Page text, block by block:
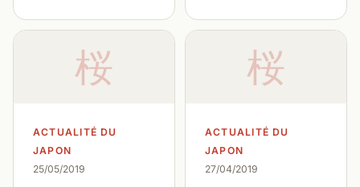
桜
ACTUALITÉ DU
JAPON
25/05/2019
桜
ACTUALITÉ DU
JAPON
27/04/2019